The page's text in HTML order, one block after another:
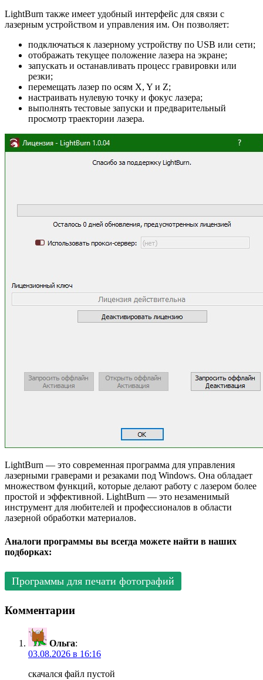
LightBurn также имеет удобный интерфейс для связи с
лазерным устройством и управления им. Он позволяет:
подключаться к лазерному устройству по USB или сети;
отображать текущее положение лазера на экране;
запускать и останавливать процесс гравировки или
резки;
перемещать лазер по осям X, Y и Z;
настраивать нулевую точку и фокус лазера;
выполнять тестовые запуски и предварительный
просмотр траектории лазера.
LightBurn — это современная программа для управления
лазерными граверами и резаками под Windows. Она обладает
множеством функций, которые делают работу с лазером более
простой и эффективной. LightBurn — это незаменимый
инструмент для любителей и профессионалов в области
лазерной обработки материалов.
Аналоги программы вы всегда можете найти в наших
подборках:
Программы для печати фотографий
Комментарии
Ольга:
03.08.2026 в 16:16
скачался файл пустой